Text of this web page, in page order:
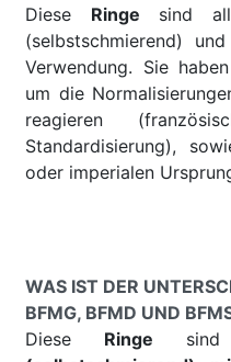
Diese Ringe sind
(selbstschmierend)
Verwendung. Sie
um die
reagieren
Standardisierung),
oder imperialen
WAS IST DER
BFMG, BFMD UND
Diese Ringe